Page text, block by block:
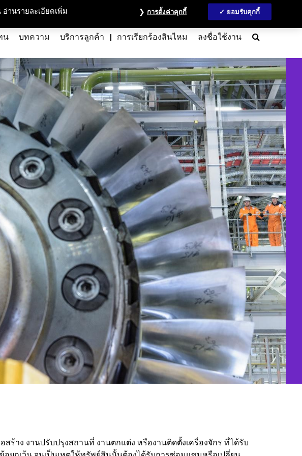
ใจร่วมงาน ศูนย์สื่อมวลชน MyAccount English
น บทความ บริการลูกค้า การเรียกร้องสินไหม ลงชื่อใช้งาน Search
าง งานปรับปรุงสถานที่ งานตกแต่ง หรืองานติดตั้งเครื่องจักร ที่ได้รับ
านรายละเอียดเพิ่ม
การตั้งค่าคุกกี้ ยอมรับคุกกี้